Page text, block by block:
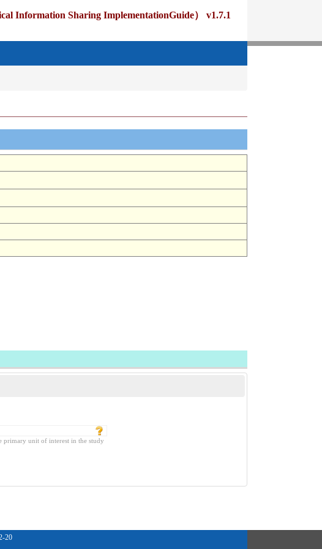
Information Sharing ImplementationGuide） v1.7.1
unit of interest in the study
20